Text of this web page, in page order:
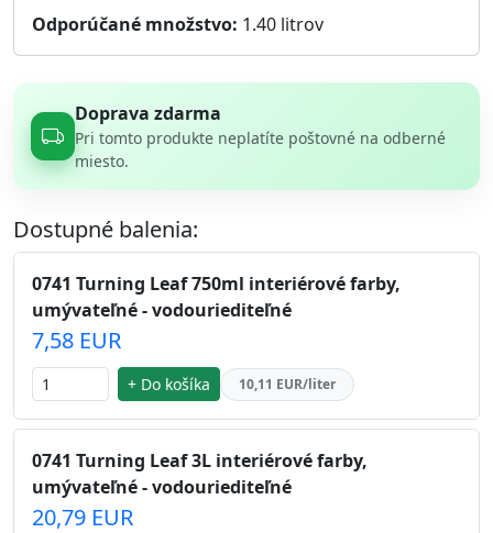
Odporúčané množstvo: 1.40 litrov
Doprava zdarma
Pri tomto produkte neplatíte poštovné na odberné
miesto.
Dostupné balenia:
0741 Turning Leaf 750ml interiérové farby,
umývateľné - vodouriediteľné
7,58 EUR
+ Do košíka 10,11 EUR/liter
0741 Turning Leaf 3L interiérové farby,
umývateľné - vodouriediteľné
20,79 EUR